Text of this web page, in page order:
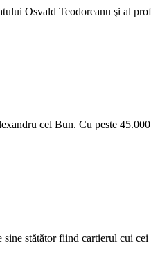
Osvald Teodoreanu şi al
cel Bun. Cu peste
stătător fiind cartierul cui